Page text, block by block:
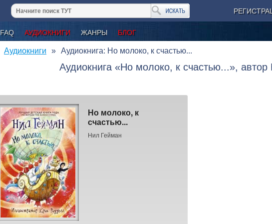
FAQ АУДИОКНИГИ ЖАНРЫ БЛОГ
Аудиокниги Аудиокнига: Но молоко, к счастью...
Аудиокнига «Но молоко, к счастью...»,
Но молоко, к
счастью...
Нил Гейман